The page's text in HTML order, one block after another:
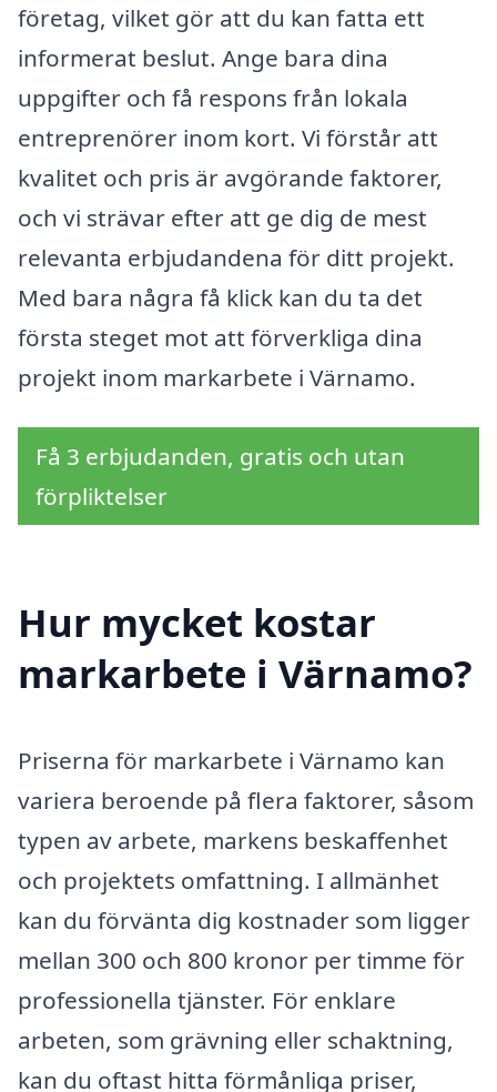
företag, vilket gör att du kan fatta ett
informerat beslut. Ange bara dina
uppgifter och få respons från lokala
entreprenörer inom kort. Vi förstår att
kvalitet och pris är avgörande faktorer,
och vi strävar efter att ge dig de mest
relevanta erbjudandena för ditt projekt.
Med bara några få klick kan du ta det
första steget mot att förverkliga dina
projekt inom markarbete i Värnamo.
Få 3 erbjudanden, gratis och utan
förpliktelser
Hur mycket kostar
markarbete i Värnamo?
Priserna för markarbete i Värnamo kan
variera beroende på flera faktorer, såsom
typen av arbete, markens beskaffenhet
och projektets omfattning. I allmänhet
kan du förvänta dig kostnader som ligger
mellan 300 och 800 kronor per timme för
professionella tjänster. För enklare
arbeten, som grävning eller schaktning,
kan du oftast hitta förmånliga priser,